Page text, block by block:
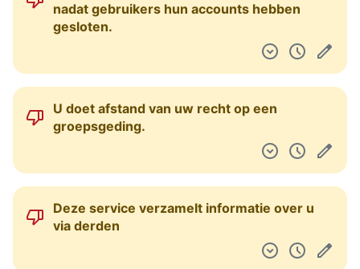
nadat gebruikers hun accounts hebben
gesloten.
U doet afstand van uw recht op een
groepsgeding.
Deze service verzamelt informatie over u
via derden